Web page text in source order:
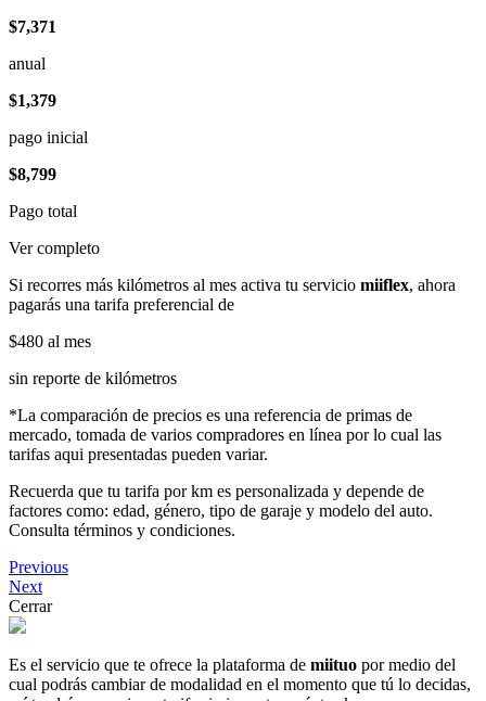
$7,371
anual
$1,379
pago inicial
$8,799
Pago total
Ver completo
Si recorres más kilómetros al mes activa tu servicio miiflex, ahora
pagarás una tarifa preferencial de
$480 al mes
sin reporte de kilómetros
*La comparación de precios es una referencia de primas de
mercado, tomada de varios compradores en línea por lo cual las
tarifas aqui presentadas pueden variar.
Recuerda que tu tarifa por km es personalizada y depende de
factores como: edad, género, tipo de garaje y modelo del auto.
Consulta términos y condiciones.
Previous
Next
Cerrar
Es el servicio que te ofrece la plataforma de miituo por medio del
cual podrás cambiar de modalidad en el momento que tú lo decidas,